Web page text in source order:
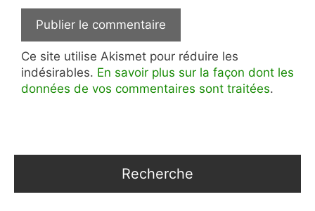
Ce site utilise Akismet pour réduire les
indésirables. En savoir plus sur la façon dont les
données de vos commentaires sont traitées.
Recherche